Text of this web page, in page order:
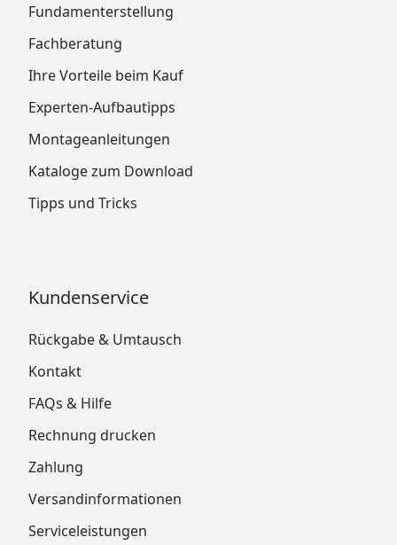
Fundamenterstellung
Fachberatung
Ihre Vorteile beim Kauf
Experten-Aufbautipps
Montageanleitungen
Kataloge zum Download
Tipps und Tricks
Kundenservice
Rückgabe & Umtausch
Kontakt
FAQs & Hilfe
Rechnung drucken
Zahlung
Versandinformationen
Serviceleistungen